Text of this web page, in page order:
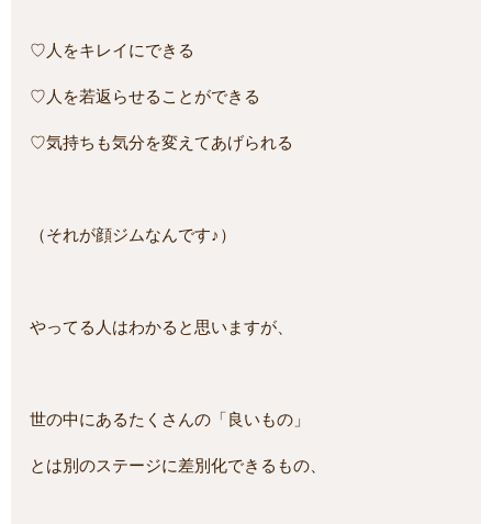
♡人をキレイにできる
♡人を若返らせることができる
♡気持ちも気分を変えてあげられる
（それが顔ジムなんです♪）
やってる人はわかると思いますが、
世の中にあるたくさんの「良いもの」
とは別のステージに差別化できるもの、